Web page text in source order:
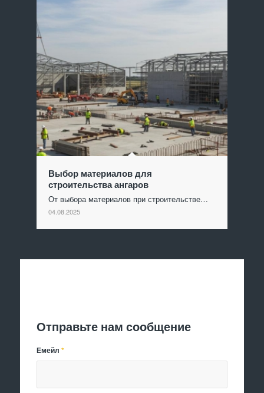
Выбор материалов для
строительства ангаров
От выбора материалов при строительстве…
04.08.2025
Отправьте нам сообщение
Емейл*